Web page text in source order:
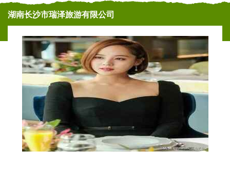
湖南长沙市瑞泽旅游有限公司